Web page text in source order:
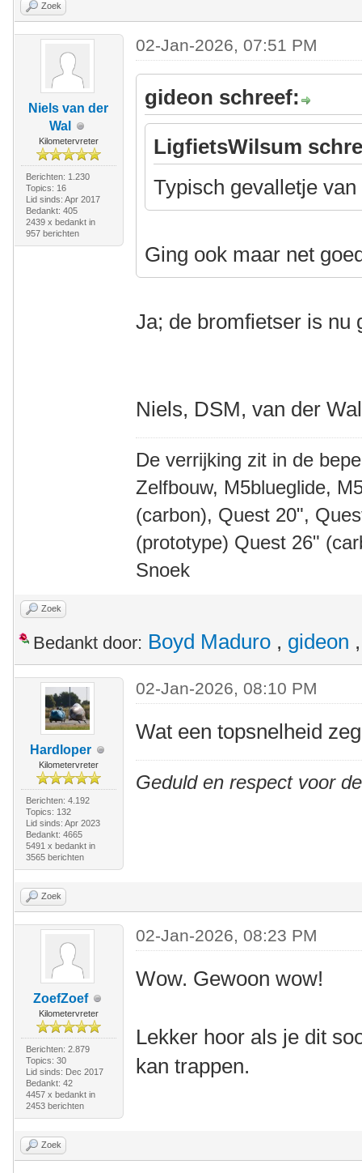
Zoek
Niels van der
Wal
Kilometervreter
Berichten: 1.230
Topics: 16
Lid sinds: Apr 2017
Bedankt: 405
2439 x bedankt in
957 berichten
02-Jan-2026, 07:51 PM
gideon schreef:
LigfietsWilsum
Typisch gevalletje
Ging ook maar net
Ja; de bromfietser is nu
Niels, DSM, van der Wal
De verrijking zit in de
Zelfbouw, M5blueglide,
(carbon), Quest 20",
(prototype) Quest 26"
Snoek
Zoek
Bedankt door: Boyd Maduro , gideon
Hardloper
Kilometervreter
Berichten: 4.192
Topics: 132
Lid sinds: Apr 2023
Bedankt: 4665
5491 x bedankt in
3565 berichten
02-Jan-2026, 08:10 PM
Wat een topsnelheid
Geduld en respect voor
Zoek
ZoefZoef
Kilometervreter
Berichten: 2.879
Topics: 30
Lid sinds: Dec 2017
Bedankt: 42
4457 x bedankt in
2453 berichten
02-Jan-2026, 08:23 PM
Wow. Gewoon wow!
Lekker hoor als je dit
kan trappen.
Zoek